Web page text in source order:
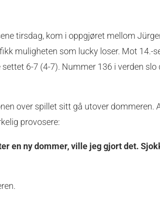
tirsdag, kom i oppgjøret mellom
muligheten som lucky loser. Mot 14.-
6-7 (4-7). Nummer 136 i verden
over spillet sitt gå utover
provosere:
en ny dommer, ville jeg gjort det.